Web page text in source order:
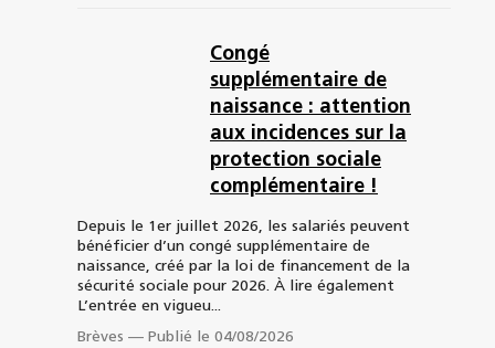
Congé
supplémentaire de
naissance : attention
aux incidences sur la
protection sociale
complémentaire !
Depuis le 1er juillet 2026, les salariés peuvent
bénéficier d’un congé supplémentaire de
naissance, créé par la loi de financement de la
sécurité sociale pour 2026. À lire également
L’entrée en vigueu...
Brèves — Publié le 04/08/2026